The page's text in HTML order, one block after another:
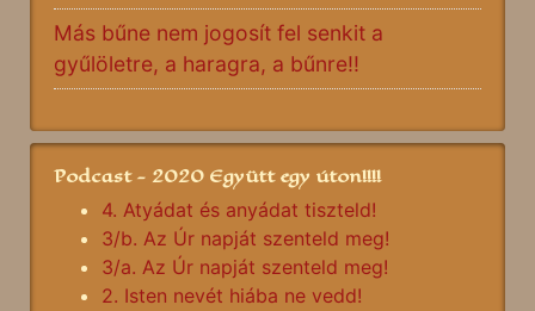
Más bűne nem jogosít fel senkit a
gyűlöletre, a haragra, a bűnre!!
Podcast - 2020 Együtt egy úton!!!!
4. Atyádat és anyádat tiszteld!
3/b. Az Úr napját szenteld meg!
3/a. Az Úr napját szenteld meg!
2. Isten nevét hiába ne vedd!